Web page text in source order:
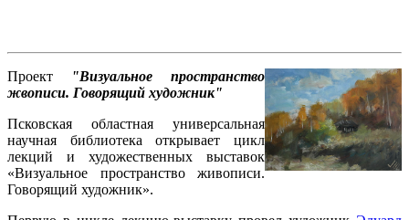
Проект
"Визуальное пространство
жвописи. Говорящий художник"
Псковская областная универсальная
научная библиотека открывает цикл
лекций и художественных выставок
«Визуальное пространство живописи.
Говорящий художник».